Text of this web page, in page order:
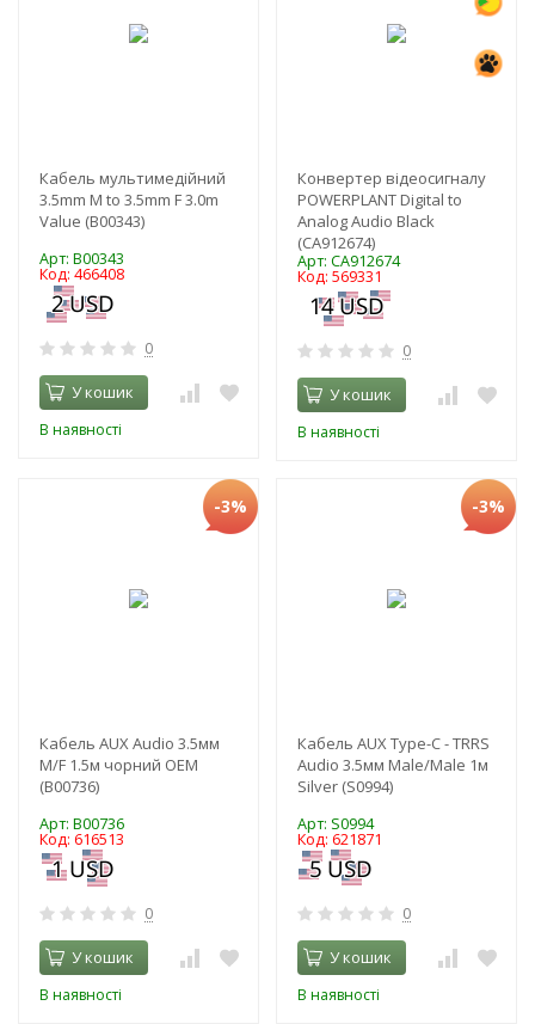
Кабель мультимедійний
3.5mm M to 3.5mm F 3.0m
Value (B00343)
Арт: B00343
Код: 466408
0
У кошик
В наявності
Конвертер відеосигналу
POWERPLANT Digital to
Analog Audio Black
(CA912674)
Арт: CA912674
Код: 569331
0
У кошик
В наявності
-3%
Кабель AUX Audio 3.5мм
M/F 1.5м чорний OEM
(B00736)
Арт: B00736
Код: 616513
0
У кошик
В наявності
-3%
Кабель AUX Type-C - TRRS
Audio 3.5мм Male/Male 1м
Silver (S0994)
Арт: S0994
Код: 621871
0
У кошик
В наявності